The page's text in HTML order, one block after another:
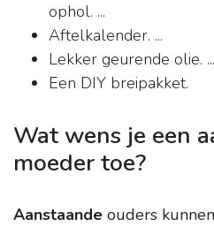
ophol. ...
Aftelkalender. ...
Lekker geurende olie. ...
Een DIY breipakket.
Wat wens je een
moeder toe?
Aanstaande ouders